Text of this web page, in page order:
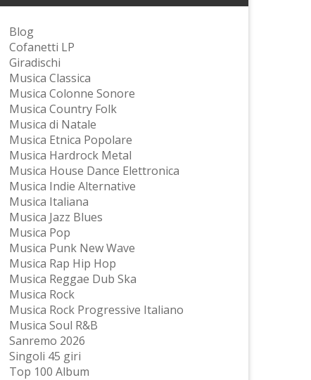
Blog
Cofanetti LP
Giradischi
Musica Classica
Musica Colonne Sonore
Musica Country Folk
Musica di Natale
Musica Etnica Popolare
Musica Hardrock Metal
Musica House Dance Elettronica
Musica Indie Alternative
Musica Italiana
Musica Jazz Blues
Musica Pop
Musica Punk New Wave
Musica Rap Hip Hop
Musica Reggae Dub Ska
Musica Rock
Musica Rock Progressive Italiano
Musica Soul R&B
Sanremo 2026
Singoli 45 giri
Top 100 Album